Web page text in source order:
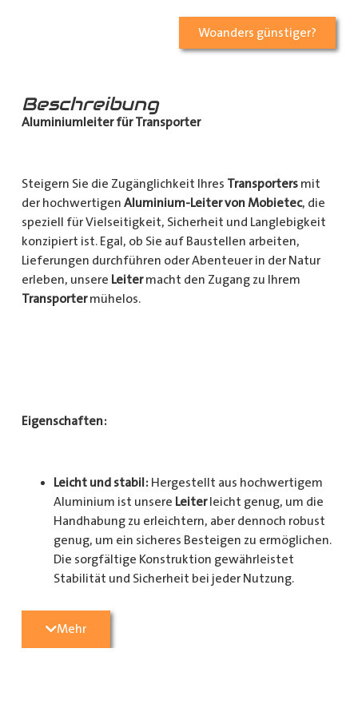
Woanders günstiger?
Beschreibung
Aluminiumleiter für Transporter
Steigern Sie die Zugänglichkeit Ihres Transportersmit
der hochwertigen Aluminium-Leiter von Mobietec, die
speziell für Vielseitigkeit, Sicherheit und Langlebigkeit
konzipiert ist. Egal, ob Sie auf Baustellen arbeiten,
Lieferungen durchführen oder Abenteuer in der Natur
erleben, unsere Leitermacht den Zugang zu Ihrem
Transportermühelos.
Eigenschaften:
Leicht und stabil: Hergestellt aus hochwertigem
Aluminium ist unsere Leiterleicht genug, um die
Handhabung zu erleichtern, aber dennoch robust
genug, um ein sicheres Besteigen zu ermöglichen.
Die sorgfältige Konstruktion gewährleistet
Stabilität und Sicherheit bei jeder Nutzung.
Mehr